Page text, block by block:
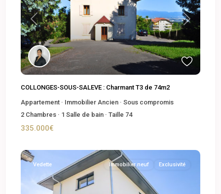
Previous Next
COLLONGES-SOUS-SALEVE : Charmant T3 de 74m2
Appartement · Immobilier Ancien · Sous compromis
2 Chambres · 1 Salle de bain · Taille 74
335.000€
Vedette Immobilier neuf Exclusivité